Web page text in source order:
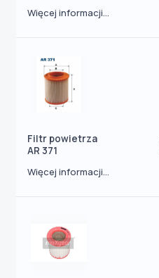
Więcej informacji...
Filtr powietrza
AR 371
Więcej informacji...